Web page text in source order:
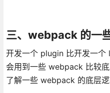
三、webpack 的一
开发一个 plugin 比开发一个
会用到一些 webpack 比较
了解一些 webpack 的底层逻